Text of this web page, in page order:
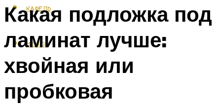
КАФЕЛЬ
МЕНЮ
Какая подложка под
ламинат лучше:
хвойная или
пробковая